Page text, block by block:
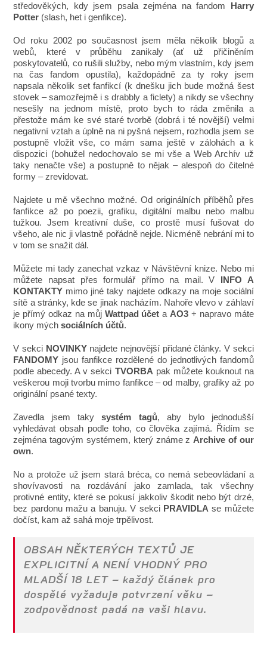
středověkých, kdy jsem psala zejména na fandom Harry
Potter (slash, het i genfikce).
Od roku 2002 po současnost jsem měla několik blogů a
webů, které v průběhu zanikaly (ať už přičiněním
poskytovatelů, co rušili služby, nebo mým vlastním, kdy jsem
na čas fandom opustila), každopádně za ty roky jsem
napsala několik set fanfikcí (k dnešku jich bude možná šest
stovek – samozřejmě i s drabbly a ficlety) a nikdy se všechny
nesešly na jednom místě, proto bych to ráda změnila a
přestože mám ke své staré tvorbě (dobrá i té novější) velmi
negativní vztah a úplně na ni pyšná nejsem, rozhodla jsem se
postupně vložit vše, co mám sama ještě v zálohách a k
dispozici (bohužel nedochovalo se mi vše a Web Archív už
taky nenačte vše) a postupně to nějak – alespoň do čitelné
formy – zrevidovat.
Najdete u mě všechno možné. Od originálních příběhů přes
fanfikce až po poezii, grafiku, digitální malbu nebo malbu
tužkou. Jsem kreativní duše, co prostě musí fušovat do
všeho, ale nic ji vlastně pořádně nejde. Nicméně nebrání mi to
v tom se snažit dál.
Můžete mi tady zanechat vzkaz v Návštěvní knize. Nebo mi
můžete napsat přes formulář přímo na mail. V INFO A
KONTAKTY mimo jiné taky najdete odkazy na moje sociální
sítě a stránky, kde se jinak nacházím. Nahoře vlevo v záhlaví
je přímý odkaz na můj Wattpad účet a AO3 + napravo máte
ikony mýchsociálních účtů.
V sekci NOVINKYnajdete nejnovější přidané články. V sekci
FANDOMY jsou fanfikce rozdělené do jednotlivých fandomů
podle abecedy. A v sekci TVORBA pak můžete kouknout na
veškerou moji tvorbu mimo fanfikce – od malby, grafiky až po
originální psané texty.
Zavedla jsem taky systém tagů, aby bylo jednodušší
vyhledávat obsah podle toho, co člověka zajímá. Řídím se
zejména tagovým systémem, který známe z Archive of our
own.
No a protože už jsem stará bréca, co nemá sebeovládaní a
shovívavosti na rozdávání jako zamlada, tak všechny
protivné entity, které se pokusí jakkoliv škodit nebo být drzé,
bez pardonu mažu a banuju. V sekci PRAVIDLA se můžete
dočíst, kam až sahá moje trpělivost.
OBSAH NĚKTERÝCH TEXTŮ JE
EXPLICITNÍ A NENÍ VHODNÝ PRO
MLADŠÍ 18 LET – každý článek pro
dospělé vyžaduje potvrzení věku –
zodpovědnost padá na vaši hlavu.